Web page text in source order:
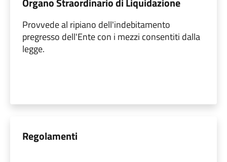
Provvede al ripiano dell'indebitamento
pregresso dell'Ente con i mezzi consentiti dalla
legge.
Regolamenti